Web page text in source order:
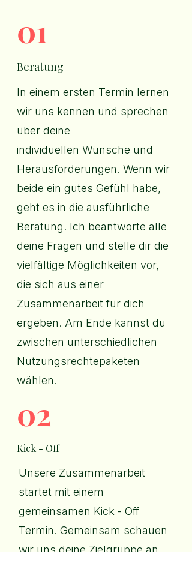
01
Beratung
In einem ersten Termin lernen
wir uns kennen und sprechen
über deine
individuellen Wünsche und
Herausforderungen. Wenn wir
beide ein gutes Gefühl habe,
geht es in die ausführliche
Beratung. Ich beantworte alle
deine Fragen und stelle dir die
vielfältige Möglichkeiten vor,
die sich aus einer
Zusammenarbeit für dich
ergeben. Am Ende kannst du
zwischen unterschiedlichen
Nutzungsrechtepaketen
wählen.
02
Kick - Off
Unsere Zusammenarbeit
startet mit einem
gemeinsamen Kick - Off
Termin. Gemeinsam schauen
wir uns deine Zielgruppe an